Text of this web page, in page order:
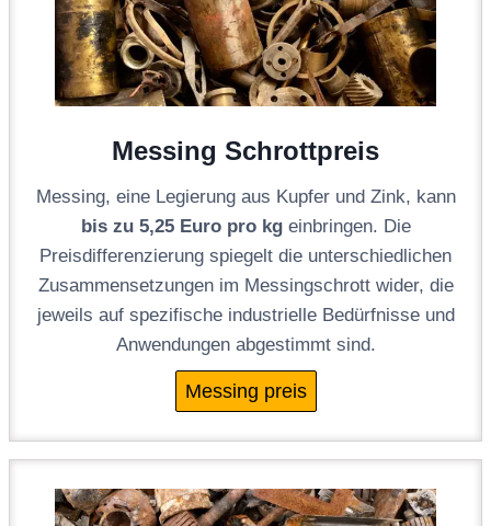
Messing Schrottpreis
Messing, eine Legierung aus Kupfer und Zink, kann
bis zu 5,25 Euro pro kgeinbringen. Die
Preisdifferenzierung spiegelt die unterschiedlichen
Zusammensetzungen im Messingschrott wider, die
jeweils auf spezifische industrielle Bedürfnisse und
Anwendungen abgestimmt sind.
Messing preis